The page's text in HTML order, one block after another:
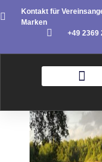
Kontakt für
Marken
+49 2369